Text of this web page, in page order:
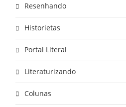
Resenhando
Historietas
Portal Literal
Literaturizando
Colunas